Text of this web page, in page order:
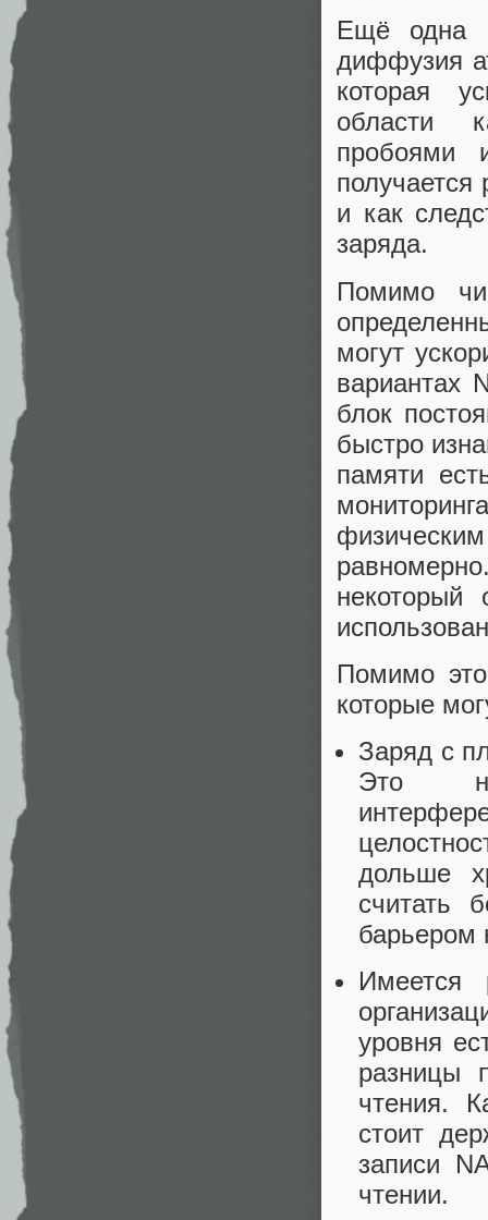
Ещё одна
диффузия
которая
области
пробоями
и как
заряда.
Помимо
могут
вариантах
блок
быстро
памяти
некоторый
Помимо
которые
Заряд с
Это
дольше
считать
барьером
Имеется
уровня
разницы
чтения.
стоит
записи
чтении.